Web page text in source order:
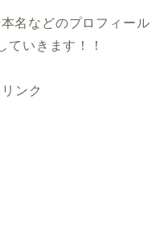
名などのプロフィール
ていきます！！
ンク